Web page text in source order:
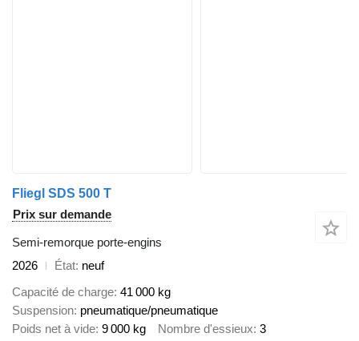
Fliegl SDS 500 T
Prix sur demande
Semi-remorque porte-engins
2026
État neuf
Capacité de charge 41 000 kg
Suspension pneumatique/pneumatique
Poids net à vide 9 000 kg Nombre d'essieux 3